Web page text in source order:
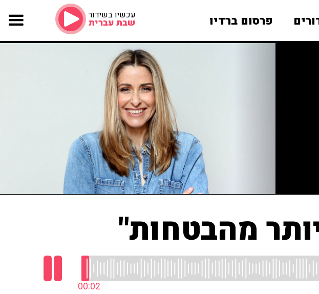
פרסום ברדיו עכשיו בשידור
שבת עברית
מהבטחות"
00:03